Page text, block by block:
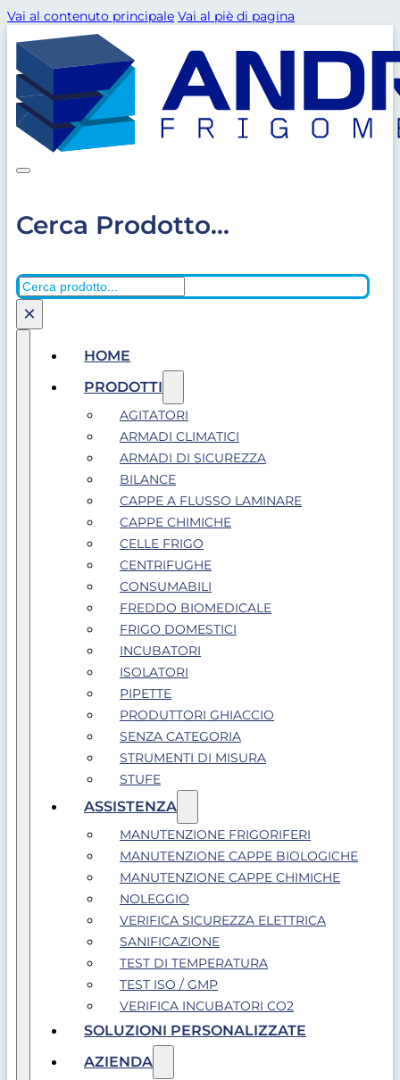
Vai al contenuto principale Vai al piè di pagina
Cerca Prodotto...
Cerca
×
HOME
PRODOTTI
AGITATORI
ARMADI CLIMATICI
ARMADI DI SICUREZZA
BILANCE
CAPPE A FLUSSO LAMINARE
CAPPE CHIMICHE
CELLE FRIGO
CENTRIFUGHE
CONSUMABILI
FREDDO BIOMEDICALE
FRIGO DOMESTICI
INCUBATORI
ISOLATORI
PIPETTE
PRODUTTORI GHIACCIO
SENZA CATEGORIA
STRUMENTI DI MISURA
STUFE
ASSISTENZA
MANUTENZIONE FRIGORIFERI
MANUTENZIONE CAPPE BIOLOGICHE
MANUTENZIONE CAPPE CHIMICHE
NOLEGGIO
VERIFICA SICUREZZA ELETTRICA
SANIFICAZIONE
TEST DI TEMPERATURA
TEST ISO / GMP
VERIFICA INCUBATORI CO2
SOLUZIONI PERSONALIZZATE
AZIENDA